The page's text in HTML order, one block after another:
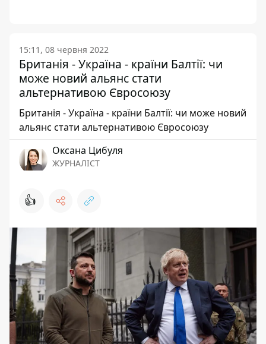
15:11, 08 червня 2022
Британія - Україна - країни Балтії: чи
може новий альянс стати
альтернативою Євросоюзу
Британія - Україна - країни Балтії: чи може новий
альянс стати альтернативою Євросоюзу
Оксана Цибуля
ЖУРНАЛІСТ
👍